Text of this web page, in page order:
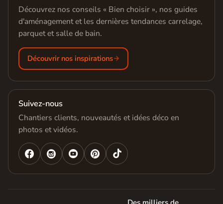
Découvrez nos conseils « Bien choisir », nos guides
d'aménagement et les dernières tendances carrelage,
parquet et salle de bain.
Découvrir nos inspirations
Suivez-nous
Chantiers clients, nouveautés et idées déco en
photos et vidéos.
   